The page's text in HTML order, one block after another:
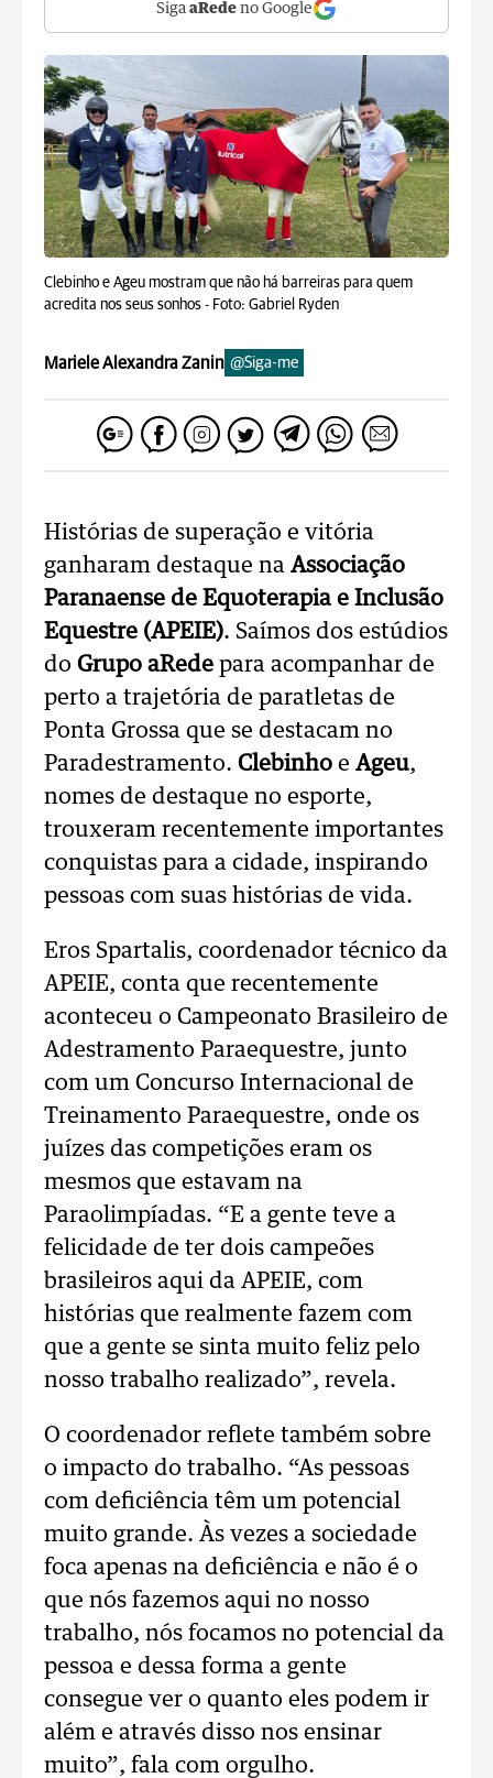
Siga aRede no Google
Clebinho e Ageu mostram que não há barreiras para quem
acredita nos seus sonhos - Foto: Gabriel Ryden
Mariele Alexandra Zanin @Siga-me
Histórias de superação e vitória
ganharam destaque na Associação
Paranaense de Equoterapia e Inclusão
Equestre (APEIE). Saímos dos estúdios
do Grupo aRede para acompanhar de
perto a trajetória de paratletas de
Ponta Grossa que se destacam no
Paradestramento. Clebinho e Ageu,
nomes de destaque no esporte,
trouxeram recentemente importantes
conquistas para a cidade, inspirando
pessoas com suas histórias de vida.
Eros Spartalis, coordenador técnico da
APEIE, conta que recentemente
aconteceu o Campeonato Brasileiro de
Adestramento Paraequestre, junto
com um Concurso Internacional de
Treinamento Paraequestre, onde os
juízes das competições eram os
mesmos que estavam na
Paraolimpíadas. “E a gente teve a
felicidade de ter dois campeões
brasileiros aqui da APEIE, com
histórias que realmente fazem com
que a gente se sinta muito feliz pelo
nosso trabalho realizado”, revela.
O coordenador reflete também sobre
o impacto do trabalho. “As pessoas
com deficiência têm um potencial
muito grande. Às vezes a sociedade
foca apenas na deficiência e não é o
que nós fazemos aqui no nosso
trabalho, nós focamos no potencial da
pessoa e dessa forma a gente
consegue ver o quanto eles podem ir
além e através disso nos ensinar
muito”, fala com orgulho.